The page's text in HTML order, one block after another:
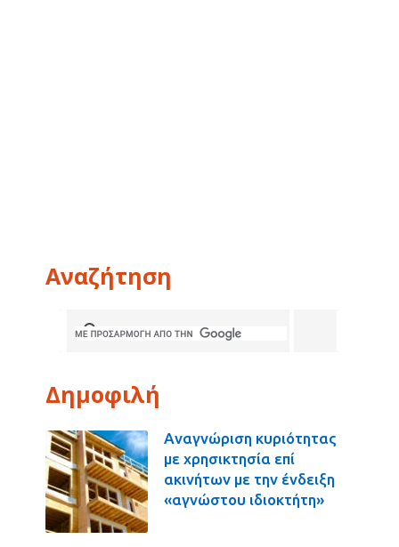
Αναζήτηση
Δημοφιλή
Αναγνώριση κυριότητας
με χρησικτησία επί
ακινήτων με την ένδειξη
«αγνώστου ιδιοκτήτη»